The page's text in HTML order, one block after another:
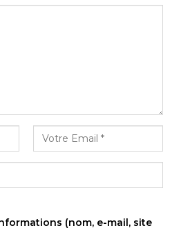
(nom, e-mail, site